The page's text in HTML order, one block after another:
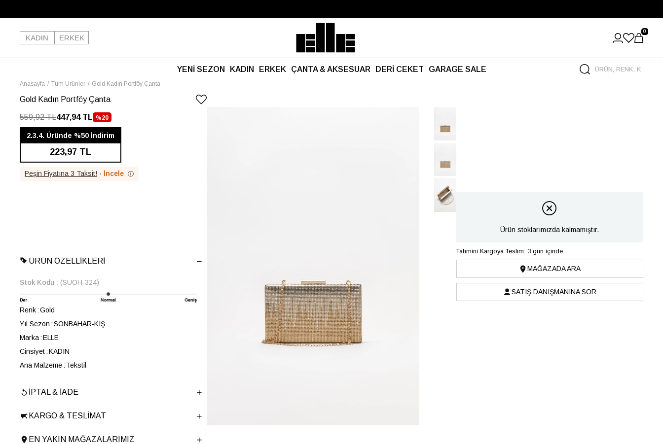
Kargo Ücretsiz!
KADIN
ERKEK
0
YENİ SEZON KADIN ERKEK ÇANTA & AKSESUAR DERİ CEKET GARAGE SALE
Anasayfa Tüm Ürünler Gold Kadın Portföy Çanta
Gold Kadın Portföy Çanta
559,92 TL447,94 TL %20
İNDIRIM
2.3.4. Üründe %50 İndirim
223,97 TL
Peşin Fiyatına 3 Taksit! · İncele ⓘ
ÜRÜN ÖZELLIKLERI
Stok Kodu (SUOH-324)
Renk Gold
Yıl Sezon SONBAHAR-KIŞ
Marka ELLE
Cinsiyet KADIN
Ana Malzeme Tekstil
En
20 cm
Derinlik
3 cm
Ürün Cinsi
Portföy Çanta
İPTAL & İADE
KARGO & TESLIMAT
EN YAKIN MAĞAZALARIMIZ
Ürün stoklarımızda kalmamıştır.
Tahmini Kargoya Teslim: 3 gün içinde
MAĞAZADA ARA
SATIŞ DANIŞMANINA SOR